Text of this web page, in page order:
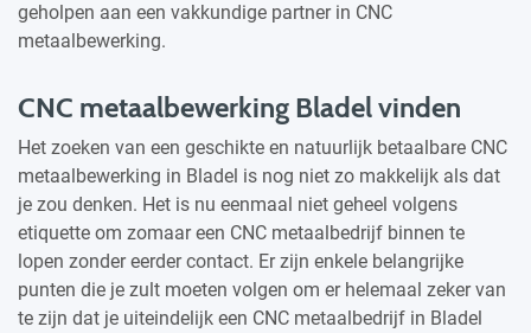
geholpen aan een vakkundige partner in CNC
metaalbewerking.
CNC metaalbewerking Bladel vinden
Het zoeken van een geschikte en natuurlijk betaalbare CNC
metaalbewerking in Bladel is nog niet zo makkelijk als dat
je zou denken. Het is nu eenmaal niet geheel volgens
etiquette om zomaar een CNC metaalbedrijf binnen te
lopen zonder eerder contact. Er zijn enkele belangrijke
punten die je zult moeten volgen om er helemaal zeker van
te zijn dat je uiteindelijk een CNC metaalbedrijf in Bladel